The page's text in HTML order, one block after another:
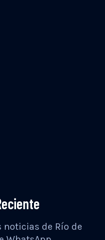
de Río de